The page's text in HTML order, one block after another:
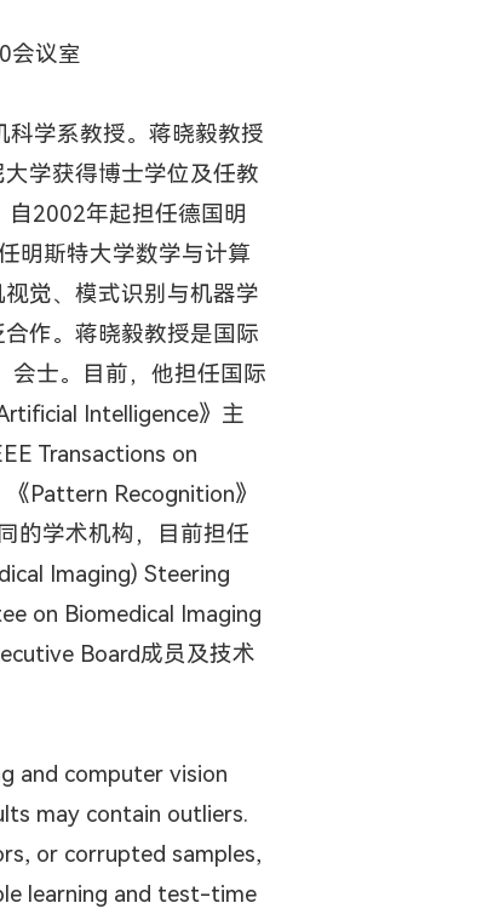
会议室
科学系教授。蒋晓毅教授
学获得博士学位及任教
2002年起担任德国明
明斯特大学数学与计算
觉、模式识别与机器学
作。蒋晓毅教授是国际
会士。目前，他担任国际
Intelligence》主
Transactions on
Pattern Recognition》
的学术机构，目前担任
Imaging) Steering
on Biomedical Imaging
Board成员及技术
and computer vision
may contain outliers.
or corrupted samples,
learning and test-time